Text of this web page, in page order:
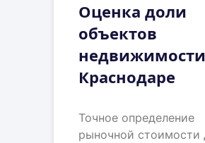
Оценка доли
объектов
Краснодаре
Точное определение
рыночной стоимости